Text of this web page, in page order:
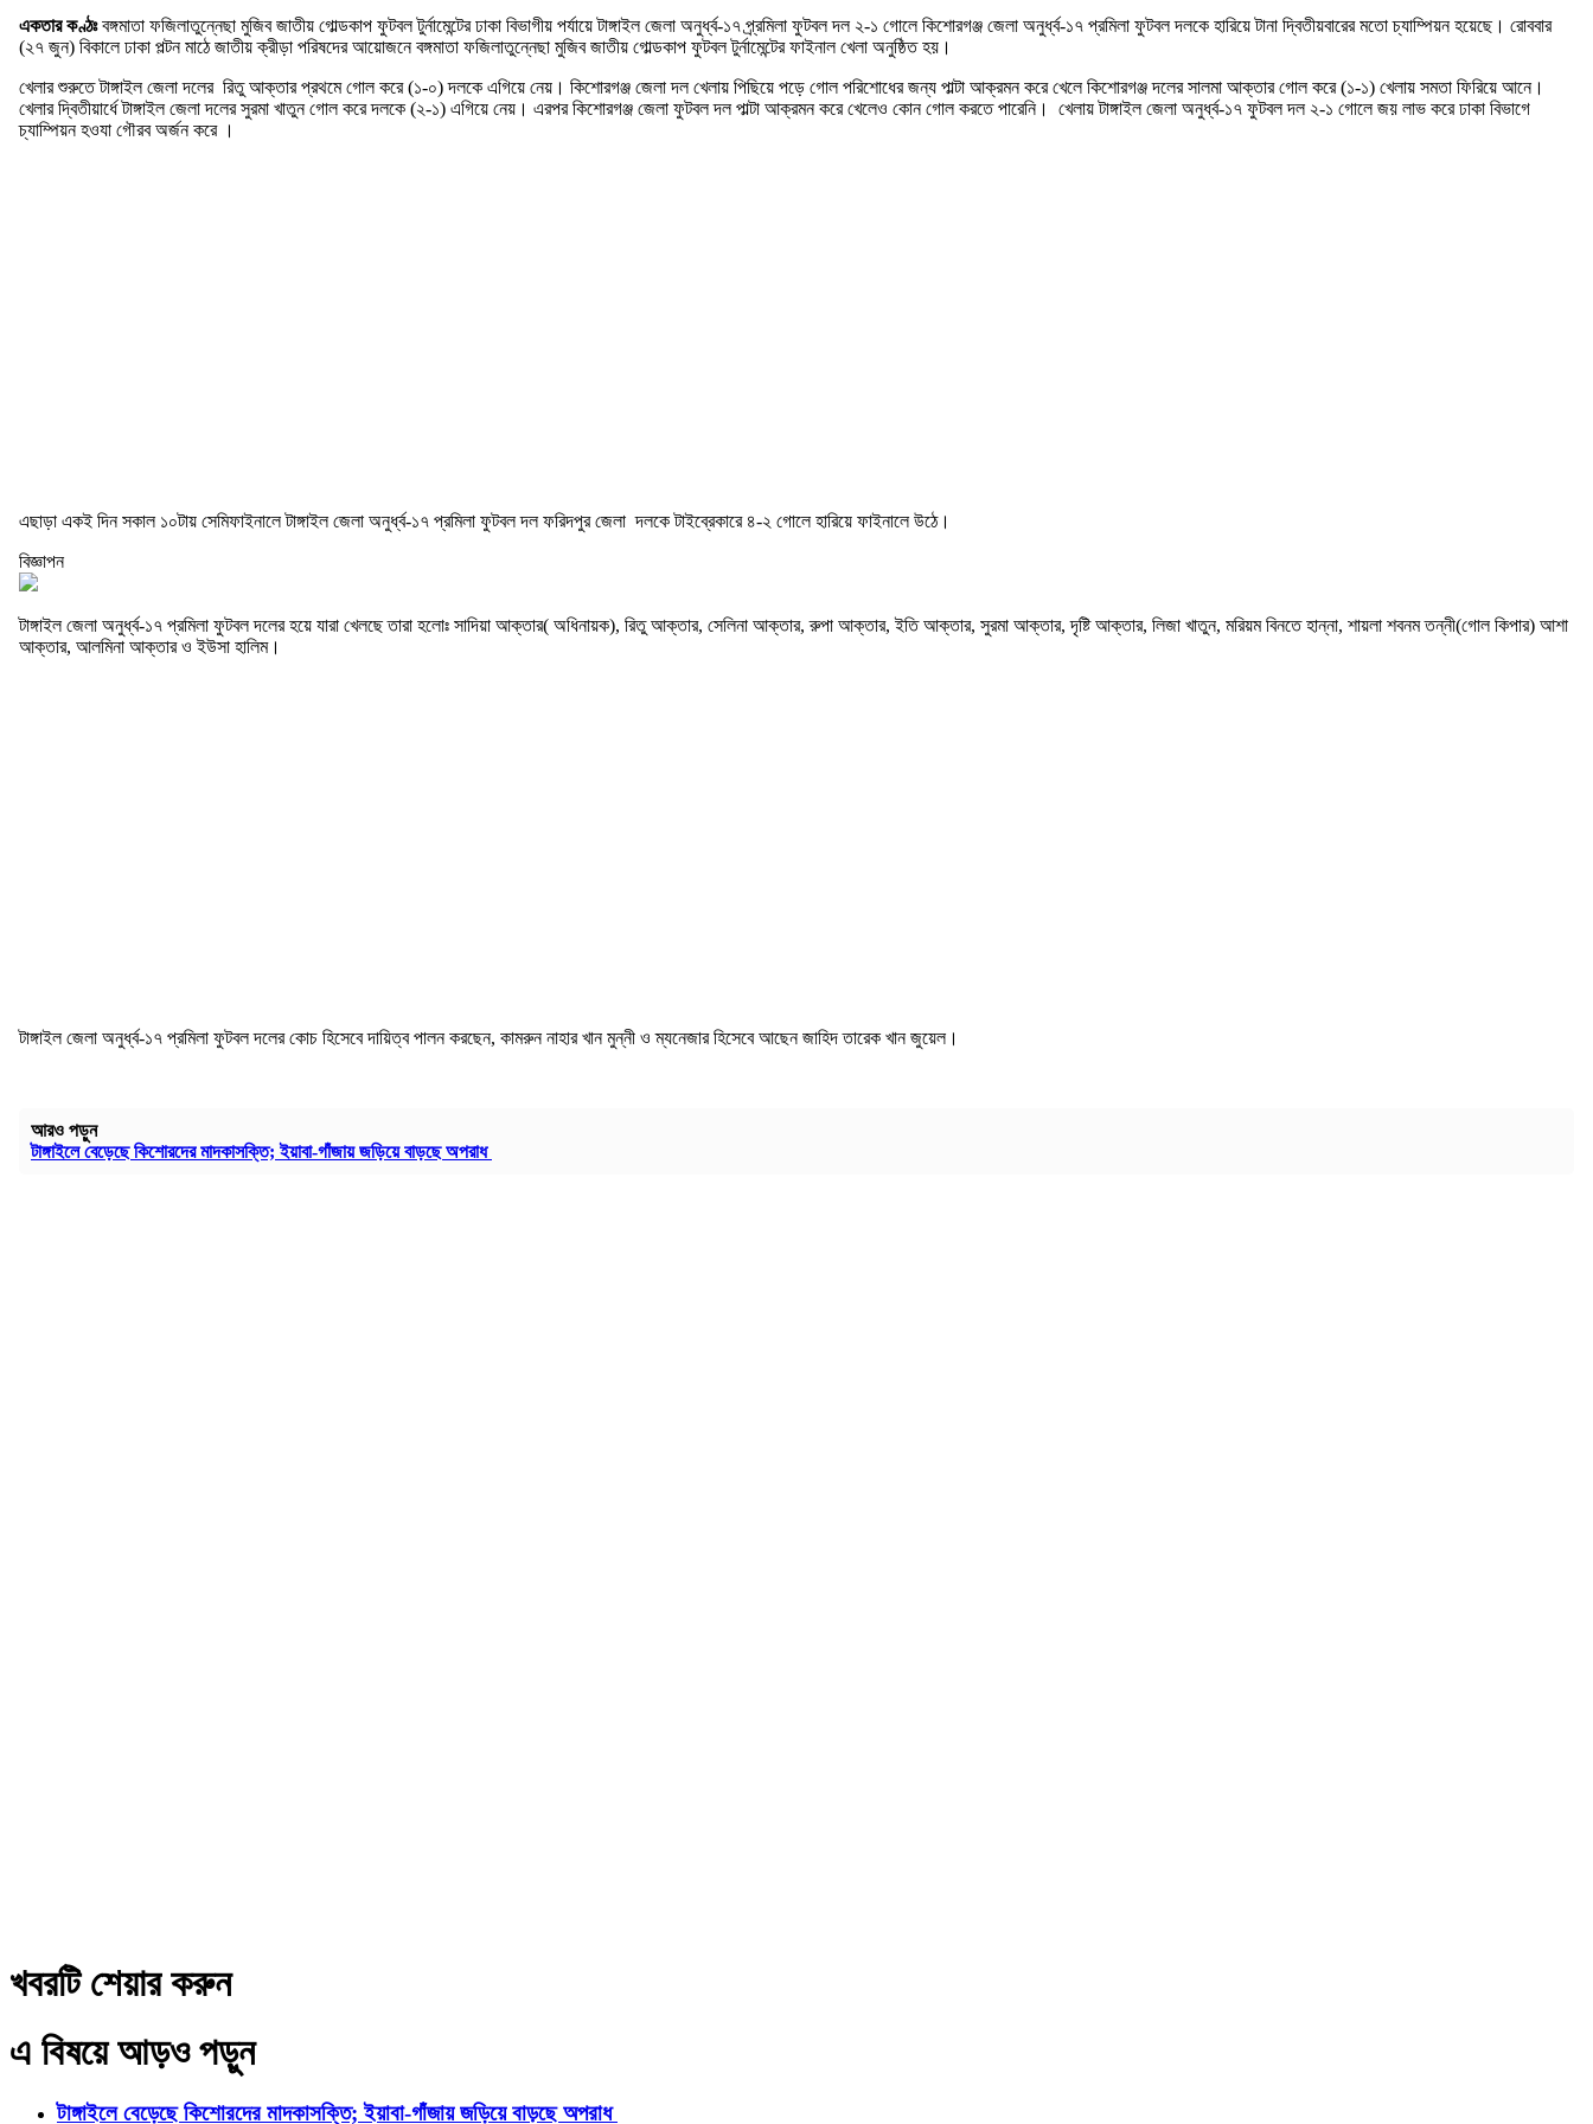
একতার কণ্ঠঃবঙ্গমাতা ফজিলাতুন্নেছা মুজিব জাতীয় গোল্ডকাপ ফুটবল টুর্নামেন্টের ঢাকা বিভাগীয় পর্যায়ে টাঙ্গাইল জেলা অনুর্ধ্ব-১৭ প্র্রমিলা ফুটবল দল ২-১ গোলে কিশোরগঞ্জ জেলা অনুর্ধ্ব-১৭ প্রমিলা ফুটবল দলকে হারিয়ে টানা দ্বিতীয়বারের মতো চ্যাম্পিয়ন হয়েছে। রোববার
(২৭ জুন) বিকালে ঢাকা পল্টন মাঠে জাতীয় ক্রীড়া পরিষদের আয়োজনে বঙ্গমাতা ফজিলাতুন্নেছা মুজিব জাতীয় গোল্ডকাপ ফুটবল টুর্নামেন্টের ফাইনাল খেলা অনুষ্ঠিত হয়।
খেলার শুরুতে টাঙ্গাইল জেলা দলের রিতু আক্তার প্রথমে গোল করে (১-০) দলকে এগিয়ে নেয়। কিশোরগঞ্জ জেলা দল খেলায় পিছিয়ে পড়ে গোল পরিশোধের জন্য পাল্টা আক্রমন করে খেলে কিশোরগঞ্জ দলের সালমা আক্তার গোল করে (১-১) খেলায় সমতা ফিরিয়ে আনে।
খেলার দ্বিতীয়ার্ধে টাঙ্গাইল জেলা দলের সুরমা খাতুন গোল করে দলকে (২-১) এগিয়ে নেয়। এরপর কিশোরগঞ্জ জেলা ফুটবল দল পাল্টা আক্রমন করে খেলেও কোন গোল করতে পারেনি। খেলায় টাঙ্গাইল জেলা অনুর্ধ্ব-১৭ ফুটবল দল ২-১ গোলে জয় লাভ করে ঢাকা বিভাগে
চ্যাম্পিয়ন হওযা গৌরব অর্জন করে ।
এছাড়া একই দিন সকাল ১০টায় সেমিফাইনালে টাঙ্গাইল জেলা অনুর্ধ্ব-১৭ প্রমিলা ফুটবল দল ফরিদপুর জেলা দলকে টাইব্রেকারে ৪-২ গোলে হারিয়ে ফাইনালে উঠে।
বিজ্ঞাপন
টাঙ্গাইল জেলা অনুর্ধ্ব-১৭ প্রমিলা ফুটবল দলের হয়ে যারা খেলছে তারা হলোঃ সাদিয়া আক্তার( অধিনায়ক), রিতু আক্তার, সেলিনা আক্তার, রুপা আক্তার, ইতি আক্তার, সুরমা আক্তার, দৃষ্টি আক্তার, লিজা খাতুন, মরিয়ম বিনতে হান্না, শায়লা শবনম তন্নী(গোল কিপার) আশা
আক্তার, আলমিনা আক্তার ও ইউসা হালিম।
টাঙ্গাইল জেলা অনুর্ধ্ব-১৭ প্রমিলা ফুটবল দলের কোচ হিসেবে দায়িত্ব পালন করছেন, কামরুন নাহার খান মুন্নী ও ম্যনেজার হিসেবে আছেন জাহিদ তারেক খান জুয়েল।
আরও পড়ুন
টাঙ্গাইলে বেড়েছে কিশোরদের মাদকাসক্তি; ইয়াবা-গাঁজায় জড়িয়ে বাড়ছে অপরাধ
খবরটি শেয়ার করুন
এ বিষয়ে আড়ও পড়ুন
টাঙ্গাইলে বেড়েছে কিশোরদের মাদকাসক্তি; ইয়াবা-গাঁজায় জড়িয়ে বাড়ছে অপরাধ